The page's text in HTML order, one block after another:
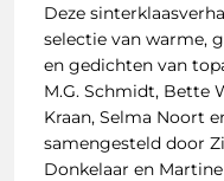
Deze
selectie van warme,
en gedichten van
M.G. Schmidt, Bette
Kraan, Selma Noort
samengesteld door
Donkelaar en